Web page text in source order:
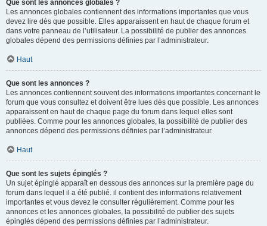
Que sont les annonces globales ?
Les annonces globales contiennent des informations importantes que vous
devez lire dès que possible. Elles apparaissent en haut de chaque forum et
dans votre panneau de l’utilisateur. La possibilité de publier des annonces
globales dépend des permissions définies par l’administrateur.
Haut
Que sont les annonces ?
Les annonces contiennent souvent des informations importantes concernant le
forum que vous consultez et doivent être lues dès que possible. Les annonces
apparaissent en haut de chaque page du forum dans lequel elles sont
publiées. Comme pour les annonces globales, la possibilité de publier des
annonces dépend des permissions définies par l’administrateur.
Haut
Que sont les sujets épinglés ?
Un sujet épinglé apparaît en dessous des annonces sur la première page du
forum dans lequel il a été publié. il contient des informations relativement
importantes et vous devez le consulter régulièrement. Comme pour les
annonces et les annonces globales, la possibilité de publier des sujets
épinglés dépend des permissions définies par l’administrateur.